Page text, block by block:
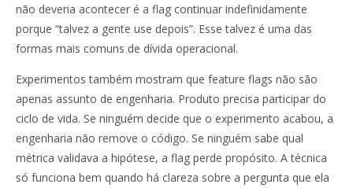
não deveria acontecer é a flag continuar indefinidamente
porque “talvez a gente use depois”. Esse talvez é uma das
formas mais comuns de dívida operacional.
Experimentos também mostram que feature flags não são
apenas assunto de engenharia. Produto precisa participar do
ciclo de vida. Se ninguém decide que o experimento acabou, a
engenharia não remove o código. Se ninguém sabe qual
métrica validava a hipótese, a flag perde propósito. A técnica
só funciona bem quando há clareza sobre a pergunta que ela